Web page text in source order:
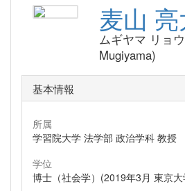
麦山 亮
ムギヤマ リョ
Mugiyama)
基本情報
所属
学習院大学 法学部 政治学科 教授
学位
博士（社会学）(2019年3月 東京大